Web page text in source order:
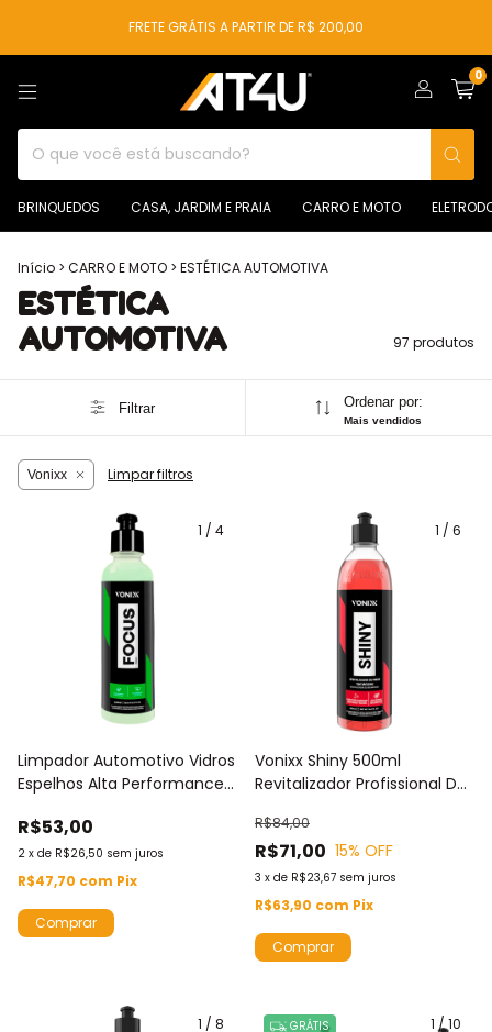
FRETE GRÁTIS A PARTIR DE R$ 200,00
0
BRINQUEDOS CASA, JARDIM E PRAIA CARRO E MOTO
Início > CARRO E MOTO > ESTÉTICA AUTOMOTIVA
ESTÉTICA
AUTOMOTIVA
97 produtos
Filtrar Ordenar por:
Mais vendidos
Vonixx Limpar filtros
1 / 4
Limpador Automotivo Vidros
Espelhos Alta Performance
Manchas Marcas D'água
Chuva Ácida
R$53,00
2 x de R$26,50 sem juros
R$47,70 com Pix
1 / 6
Vonixx Shiny 500ml
Revitalizador Profissional De
Previne Ressecamento
R$71,00
R$84,00
15% OFF
3 x de R$23,67 sem juros
R$63,90 com Pix
1 / 8 1 /10
GRÁTIS